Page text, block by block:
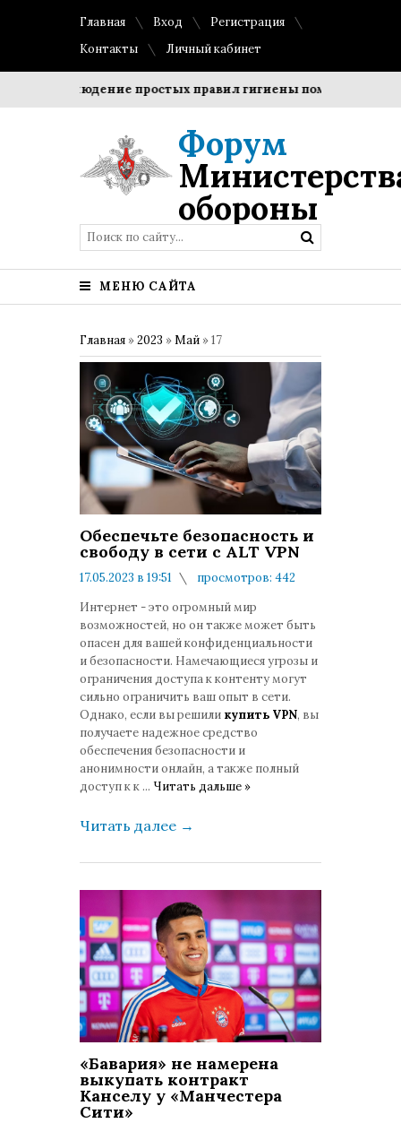
Главная Вход
Регистрация
Контакты
Личный кабинет
Соблюдение простых правил гигиены помогает
Форум
обороны
МЕНЮ САЙТА
Главная »2023 »Май »17
Обеспечьте безопасность и
свободу в сети с ALT VPN
17.05.2023 в 19:51
просмотров: 442
Интернет - это огромный мир
возможностей, но он также может быть
опасен для вашей конфиденциальности
и безопасности. Намечающиеся угрозы и
ограничения доступа к контенту могут
сильно ограничить ваш опыт в сети.
Однако, если вы решили купить VPN, вы
получаете надежное средство
обеспечения безопасности и
анонимности онлайн, а также полный
доступ к к ... Читать дальше »
Читать далее →
«Бавария» не намерена
выкупать контракт
Канселу у «Манчестера
Сити»